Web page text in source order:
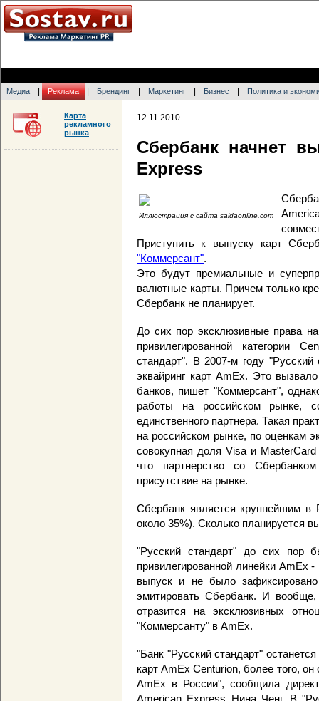
Медиа Реклама Брендинг Маркетинг Бизнес Политика и
12.11.2010
Сбербанк начнет
Express
Иллюстрация с сайта saidaonline.com
Приступить к выпуску карт
"Коммерсант".
Это будут премиальные и
валютные карты. Причем только
Сбербанк не планирует.
До сих пор эксклюзивные права
привилегированной категории
стандарт". В 2007-м году "Русский
эквайринг карт AmEx. Это
банков, пишет "Коммерсант",
работы на российском рынке,
единственного партнера. Такая
на российском рынке, по оценкам
совокупная доля Visa и
что партнерство со
присутствие на рынке.
Сбербанк является крупнейшим в
около 35%). Сколько планируется
"Русский стандарт" до сих пор
привилегированной линейки AmEx
выпуск и не было
эмитировать Сбербанк. И
отразится на эксклюзивных
"Коммерсанту" в AmEx.
"Банк "Русский стандарт"
карт AmEx Centurion, более того,
AmEx в России", сообщила
Карта
рекламного
рынка